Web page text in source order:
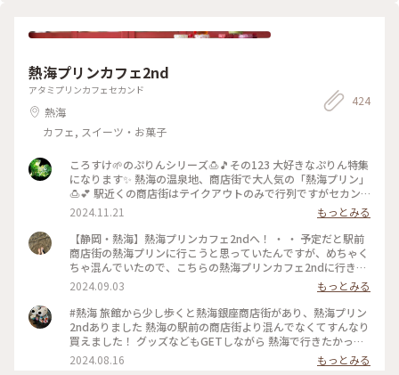
熱海プリンカフェ2nd
アタミプリンカフェセカンド
熱海
カフェ, スイーツ・お菓子
424
ころすけ🌱のぷりんシリーズ🍮🎵その123 大好きなぷりん特集
になります✨ 熱海の温泉地、商店街で大人気の「熱海プリン」
🍮💕 駅近くの商店街はテイクアウトのみで行列ですがセカン
ドカフェは空いていてイートインできます✨桶がテーブル代わ
りでトレードマークのカバのクッキー飾り付け🤍カバが生クリ
ームに埋もれぎみです🤭笑w それにしてもどうしてカバなの
でしょう😂 #熱海プリン #めちゃ人気 #まだバズり中 #カバ #
温泉地 #セカンド空いてておすすめ #旅先のぷりん最高すぎる
2024.11.21
もっとみる
【静岡・熱海】熱海プリンカフェ2ndへ！ ・ ・ 予定だと駅前
商店街の熱海プリンに行こうと思っていたんですが、めちゃく
ちゃ混んでいたので、こちらの熱海プリンカフェ2ndに行きま
した🍮 ・ まず店内が可愛い🩷雑貨が売っていたり、狭いです
がイートインスペースもあって、壁のイラストがカバや温泉イ
メージで可愛かったです。 ・ 念願の熱海プリンはテイクアウ
トで注文して、店内ではプリンソフトをいただきました。 ソフ
トクリーム部分に乗ってるキャラメルかな？食感があってよか
ったです。下の部分がプリンになっていて、甘くてとっても美
味しかったです😋 ・ ・ #熱海プリン #熱海プリンカフェ #熱海
2024.09.03
もっとみる
#熱海 旅館から少し歩くと熱海銀座商店街があり、熱海プリン
2ndありました 熱海の駅前の商店街より混んでなくてすんなり
買えました！ グッズなどもGETしながら 熱海で行きたかった
美術館、熱海プリン しかし熱海も相当暑いです
2024.08.16 もっとみる